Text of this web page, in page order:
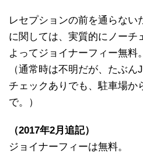
レセプションの前を通らない
に関しては、実質的にノーチ
よってジョイナーフィー無料
（通常時は不明だが、たぶ
チェックありでも、駐車場か
で。）
（2017年2月追記）
ジョイナーフィーは無料。